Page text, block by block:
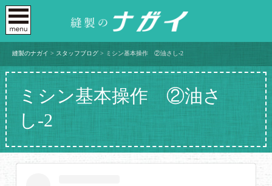
縫製のナガイ > スタッフブログ > ミシン基本操作 ②油さし-2
ミシン基本操作 ②油さ
し-2